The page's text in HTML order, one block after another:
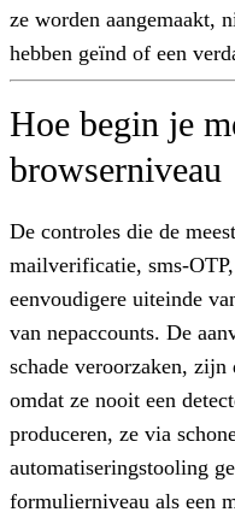
ze worden aangemaakt,
hebben geïnd of een
Hoe begin je
browserniveau
De controles die de
mailverificatie, sms-
eenvoudigere uiteinde
van nepaccounts. De
schade veroorzaken,
omdat ze nooit een
produceren, ze via
automatiseringstooling
formulierniveau als een